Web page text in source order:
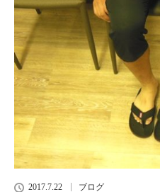
2017.7.22 ブログ